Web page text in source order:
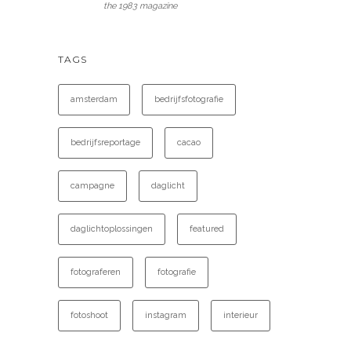
the 1983 magazine
TAGS
amsterdam bedrijfsfotografie
bedrijfsreportage cacao
campagne daglicht
daglichtoplossingen featured
fotograferen fotografie
fotoshoot instagram interieur